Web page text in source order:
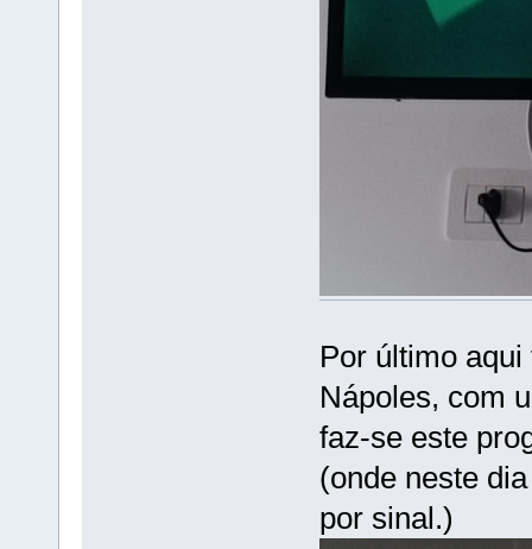
Por último
Nápoles, com
faz-se este
(onde neste
por sinal.)